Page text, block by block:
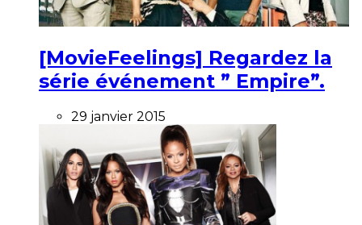
[MovieFeelings] Regardez la
série événement ” Empire”.
29 janvier 2015